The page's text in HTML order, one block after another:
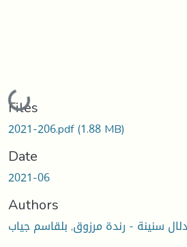
Loading...
Files
2021-206.pdf(1.88 MB)
Date
2021-06
Authors
دلال سنينة - رندة مرزوق, بلقاسم جياب